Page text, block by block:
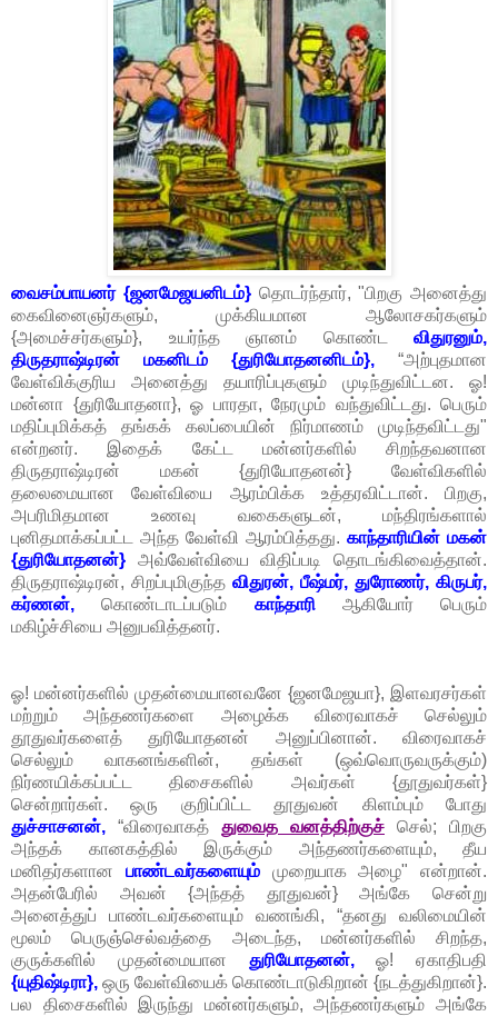
வைசம்பாயனர் {ஜனமேஜயனிடம்}தொடர்ந்தார், "பிறகு அனைத்து
கைவினைஞர்களும், முக்கியமான ஆலோசகர்களும்
{அமைச்சர்களும்}, உயர்ந்த ஞானம் கொண்ட விதுரனும்,
திருதராஷ்டிரன் மகனிடம் {துரியோதனனிடம்}, “அற்புதமான
வேள்விக்குரிய அனைத்து தயாரிப்புகளும் முடிந்துவிட்டன. ஓ!
மன்னா {துரியோதனா}, ஓ பாரதா, நேரமும் வந்துவிட்டது. பெரும்
மதிப்புமிக்கத் தங்கக் கலப்பையின் நிர்மாணம் முடிந்தவிட்டது"
என்றனர். இதைக் கேட்ட மன்னர்களில் சிறந்தவனான
திருதராஷ்டிரன் மகன் {துரியோதனன்} வேள்விகளில்
தலைமையான வேள்வியை ஆரம்பிக்க உத்தரவிட்டான். பிறகு,
அபரிமிதமான உணவு வகைகளுடன், மந்திரங்களால்
புனிதமாக்கப்பட்ட அந்த வேள்வி ஆரம்பித்தது. காந்தாரியின் மகன்
{துரியோதனன்} அவ்வேள்வியை விதிப்படி தொடங்கிவைத்தான்.
திருதராஷ்டிரன், சிறப்புமிகுந்த விதுரன், பீஷ்மர், துரோணர், கிருபர்,
கர்ணன்,கொண்டாடப்படும் காந்தாரிஆகியோர் பெரும்
மகிழ்ச்சியை அனுபவித்தனர்.
ஓ! மன்னர்களில் முதன்மையானவனே {ஜனமேஜயா}, இளவரசர்கள்
மற்றும் அந்தணர்களை அழைக்க விரைவாகச் செல்லும்
தூதுவர்களைத் துரியோதனன் அனுப்பினான். விரைவாகச்
செல்லும் வாகனங்களின், தங்கள் (ஒவ்வொருவருக்கும்)
நிர்ணயிக்கப்பட்ட திசைகளில் அவர்கள் {தூதுவர்கள்}
சென்றார்கள். ஒரு குறிப்பிட்ட தூதுவன் கிளம்பும் போது
துச்சாசனன், “விரைவாகத் துவைத வனத்திற்குச் செல்; பிறகு
அந்தக் கானகத்தில் இருக்கும் அந்தணர்களையும், தீய
மனிதர்களான பாண்டவர்களையும்முறையாக அழை" என்றான்.
அதன்பேரில் அவன் {அந்தத் தூதுவன்} அங்கே சென்று
அனைத்துப் பாண்டவர்களையும் வணங்கி, “தனது வலிமையின்
மூலம் பெருஞ்செல்வத்தை அடைந்த, மன்னர்களில் சிறந்த,
குருக்களில் முதன்மையான துரியோதனன்,ஓ! ஏகாதிபதி
{யுதிஷ்டிரா}, ஒரு வேள்வியைக் கொண்டாடுகிறான் {நடத்துகிறான்}.
பல திசைகளில் இருந்து மன்னர்களும், அந்தணர்களும் அங்கே